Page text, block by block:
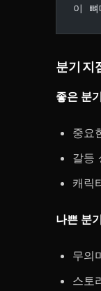
이
분기 지
좋은 분
중요
갈등
캐릭
나쁜 분
무의
스토